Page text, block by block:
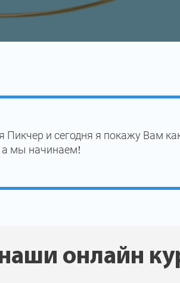
и сегодня я покажу Вам
а мы начинаем!
онлайн